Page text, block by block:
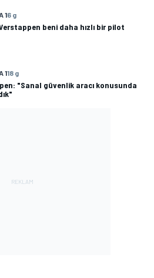
16 g
beni daha hızlı bir pilot
118 g
"Sanal güvenlik aracı konusunda